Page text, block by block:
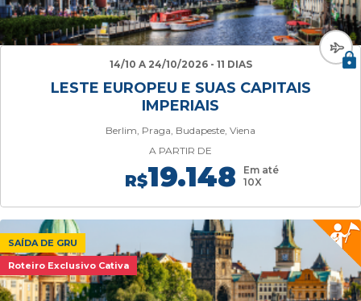
14/10 A 24/10/2026 - 11 DIAS
LESTE EUROPEU E SUAS CAPITAIS
IMPERIAIS
Berlim, Praga, Budapeste, Viena
A PARTIR DE
R$19.148
Em até
10X
SAÍDA DE GRU
Roteiro Exclusivo Cativa